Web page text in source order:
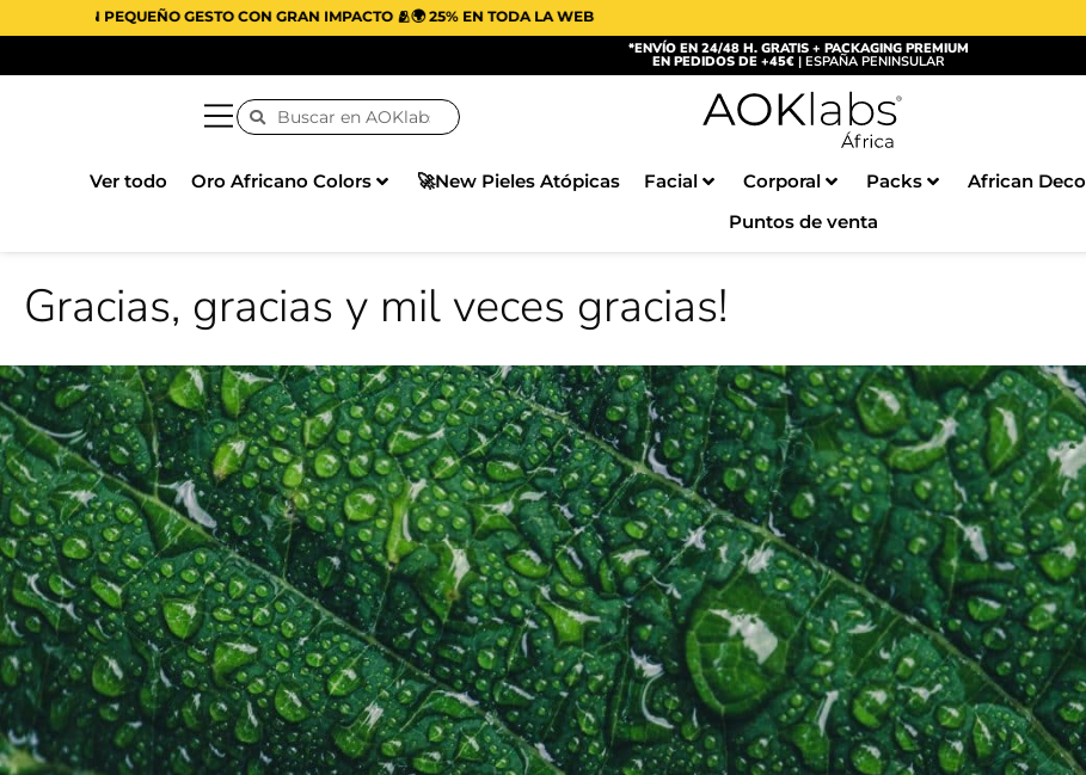
GESTO CON GRAN IMPACTO 🫂🌍 25% EN TODA LA WEB
*ENVÍO EN 24/48 H. GRATIS + PACKAGING PREMIUM
EN PEDIDOS DE +45€| ESPAÑA PENINSULAR
Ver todo Oro Africano Colors 🚀New Pieles Atópicas Facial Corporal Packs African Deco
Puntos de venta
Gracias, gracias y mil veces gracias!